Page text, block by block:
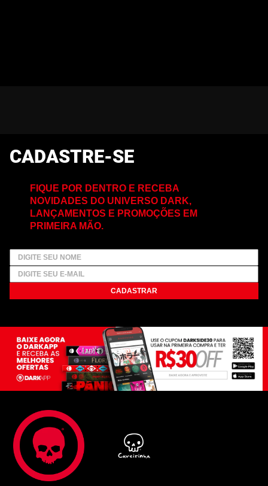
CADASTRE-SE
FIQUE POR DENTRO E RECEBA
NOVIDADES DO UNIVERSO DARK,
LANÇAMENTOS E PROMOÇÕES EM
PRIMEIRA MÃO.
CADASTRAR